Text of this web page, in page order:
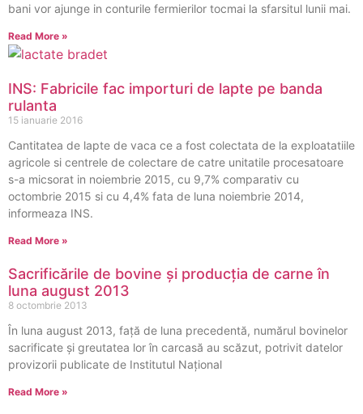
bani vor ajunge in conturile fermierilor tocmai la sfarsitul lunii mai.
Read More »
INS: Fabricile fac importuri de lapte pe banda
rulanta
15 ianuarie 2016
Cantitatea de lapte de vaca ce a fost colectata de la exploatatiile
agricole si centrele de colectare de catre unitatile procesatoare
s-a micsorat in noiembrie 2015, cu 9,7% comparativ cu
octombrie 2015 si cu 4,4% fata de luna noiembrie 2014,
informeaza INS.
Read More »
Sacrificările de bovine și producția de carne în
luna august 2013
8 octombrie 2013
În luna august 2013, faţă de luna precedentă, numărul bovinelor
sacrificate şi greutatea lor în carcasă au scăzut, potrivit datelor
provizorii publicate de Institutul Național
Read More »